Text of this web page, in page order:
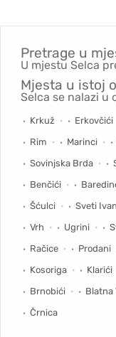
Pretrage u
U mjestu Selca
Mjesta u istoj
Selca se nalazi u
Krkuž Erkovčići
Rim
Marinci
Sovinjska Brda
Benčići
Šćulci
Sveti Ivan
Vrh
Ugrini
Račice
Prodani
Kosoriga
Klarići
Brnobići
Blatna
Črnica